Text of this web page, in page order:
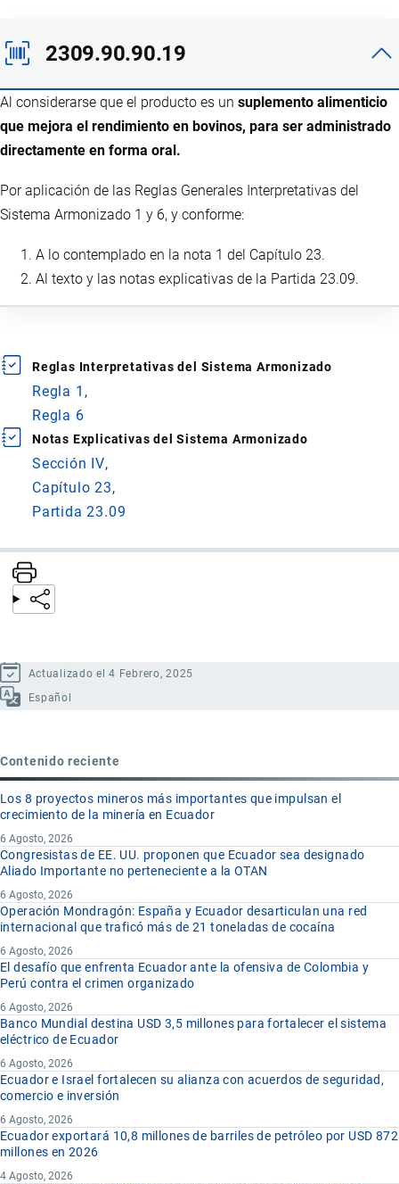
2309.90.90.19
Al considerarse que el producto es un suplemento alimenticio
que mejora el rendimiento en bovinos, para ser administrado
directamente en forma oral.
Por aplicación de las Reglas Generales Interpretativas del
Sistema Armonizado 1 y 6, y conforme:
A lo contemplado en la nota 1 del Capítulo 23.
Al texto y las notas explicativas de la Partida 23.09.
Reglas Interpretativas del Sistema Armonizado
Regla 1
Regla 6
Notas Explicativas del Sistema Armonizado
Sección IV
Capítulo 23
Partida 23.09
Actualizado el 4 Febrero, 2025
Español
Contenido reciente
Los 8 proyectos mineros más importantes que impulsan el
crecimiento de la minería en Ecuador
6 Agosto, 2026
Congresistas de EE. UU. proponen que Ecuador sea designado
Aliado Importante no perteneciente a la OTAN
6 Agosto, 2026
Operación Mondragón: España y Ecuador desarticulan una red
internacional que traficó más de 21 toneladas de cocaína
6 Agosto, 2026
El desafío que enfrenta Ecuador ante la ofensiva de Colombia y
Perú contra el crimen organizado
6 Agosto, 2026
Banco Mundial destina USD 3,5 millones para fortalecer el sistema
eléctrico de Ecuador
6 Agosto, 2026
Ecuador e Israel fortalecen su alianza con acuerdos de seguridad,
comercio e inversión
6 Agosto, 2026
Ecuador exportará 10,8 millones de barriles de petróleo por USD 872
millones en 2026
4 Agosto, 2026